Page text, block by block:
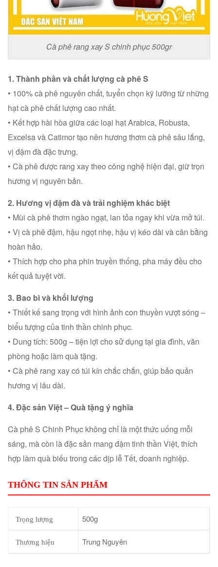
Cà phê rang xay S chinh phục 500gr
1. Thành phần và chất lượng cà phê S
• 100% cà phê nguyên chất, tuyển chọn kỹ lưỡng từ những
hạt cà phê chất lượng cao nhất.
• Kết hợp hài hòa giữa các loại hạt Arabica, Robusta,
Excelsa và Catimor tạo nên hương thơm cà phê sâu lắng,
vị đậm đà đặc trưng.
• Cà phê được rang xay theo công nghệ hiện đại, giữ trọn
hương vị nguyên bản.
2. Hương vị đậm đà và trải nghiệm khác biệt
• Mùi cà phê thơm ngào ngạt, lan tỏa ngay khi vừa mở túi.
• Vị cà phê đậm, hậu ngọt nhẹ, hậu vị kéo dài và cân bằng
hoàn hảo.
• Thích hợp cho pha phin truyền thống, pha máy đều cho
kết quả tuyệt vời.
3. Bao bì và khối lượng
• Thiết kế sang trọng với hình ảnh con thuyền vượt sóng –
biểu tượng của tinh thần chinh phục.
• Dung tích: 500g – tiện lợi cho sử dụng tại gia đình, văn
phòng hoặc làm quà tặng.
• Cà phê rang xay có túi kín chắc chắn, giúp bảo quản
hương vị lâu dài.
4. Đặc sản Việt – Quà tặng ý nghĩa
Cà phê S Chinh Phục không chỉ là một thức uống mỗi
sáng, mà còn là đặc sản mang đậm tinh thần Việt, thích
hợp làm quà biếu trong các dịp lễ Tết, doanh nghiệp.
THÔNG TIN SẢN PHẨM
Trọng lượng 500g
Thương hiệu Trung Nguyên